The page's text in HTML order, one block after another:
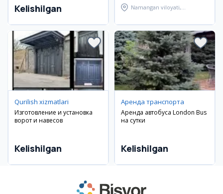
Kelishilgan
Namangan viloyati,
Qurilish xizmatlari
Изготовление и установка
ворот и навесов
Kelishilgan
Аренда транспорта
Аренда автобуса London Bus
на сутки
Kelishilgan